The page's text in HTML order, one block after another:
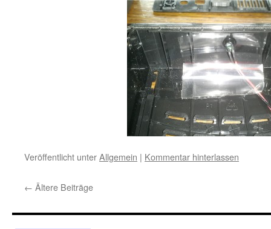
Veröffentlicht unterAllgemein | Kommentar hinterlassen
← Ältere Beiträge